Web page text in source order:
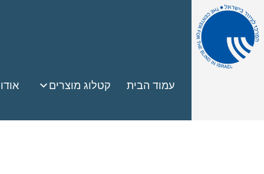
עמוד הבית קטלוג מוצרים